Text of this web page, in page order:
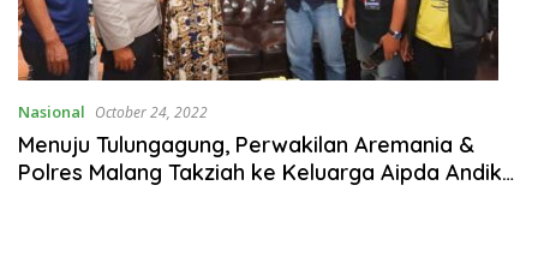
Nasional October 24, 2022
Menuju Tulungagung, Perwakilan Aremania &
Polres Malang Takziah ke Keluarga Aipda Andik